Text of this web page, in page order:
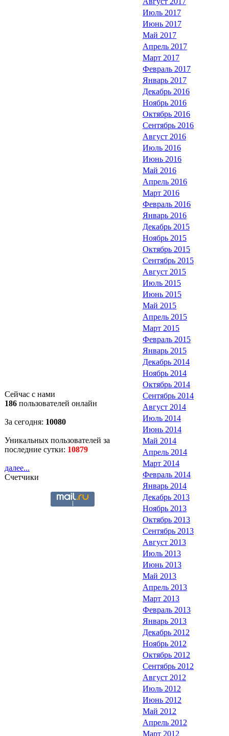
Сейчас с нами
186 пользователей онлайн
За сегодня: 10080
Уникальных пользователей за
последние сутки: 10879
далее...
Счетчики
Июль 2017
Июнь 2017
Май 2017
Апрель 2017
Март 2017
Февраль 2017
Январь 2017
Декабрь 2016
Ноябрь 2016
Октябрь 2016
Сентябрь 2016
Август 2016
Июль 2016
Июнь 2016
Май 2016
Апрель 2016
Март 2016
Февраль 2016
Январь 2016
Декабрь 2015
Ноябрь 2015
Октябрь 2015
Сентябрь 2015
Август 2015
Июль 2015
Июнь 2015
Май 2015
Апрель 2015
Март 2015
Февраль 2015
Январь 2015
Декабрь 2014
Ноябрь 2014
Октябрь 2014
Сентябрь 2014
Август 2014
Июль 2014
Июнь 2014
Май 2014
Апрель 2014
Март 2014
Февраль 2014
Январь 2014
Декабрь 2013
Ноябрь 2013
Октябрь 2013
Сентябрь 2013
Август 2013
Июль 2013
Июнь 2013
Май 2013
Апрель 2013
Март 2013
Февраль 2013
Январь 2013
Декабрь 2012
Ноябрь 2012
Октябрь 2012
Сентябрь 2012
Август 2012
Июль 2012
Июнь 2012
Май 2012
Апрель 2012
Март 2012